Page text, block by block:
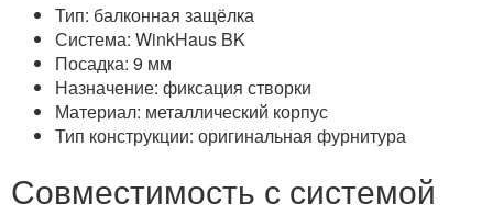
Тип: балконная защёлка
Система: WinkHaus BK
Посадка: 9 мм
Назначение: фиксация створки
Материал: металлический корпус
Тип конструкции: оригинальная фурнитура
Совместимость с системой